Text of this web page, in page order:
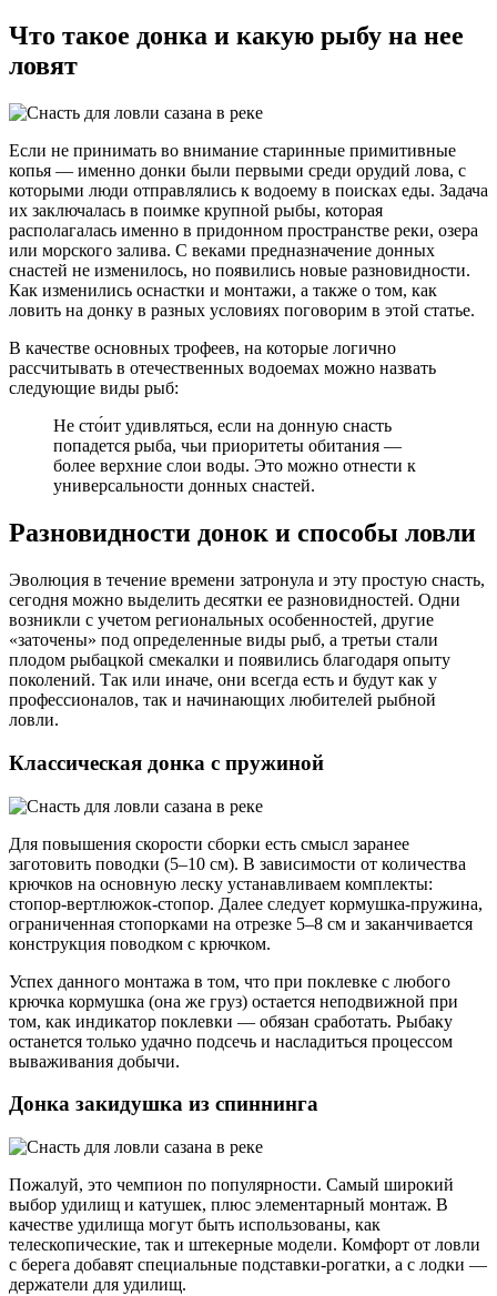
Что такое донка и какую рыбу на нее
ловят
Если не принимать во внимание старинные примитивные
копья — именно донки были первыми среди орудий лова, с
которыми люди отправлялись к водоему в поисках еды. Задача
их заключалась в поимке крупной рыбы, которая
располагалась именно в придонном пространстве реки, озера
или морского залива. С веками предназначение донных
снастей не изменилось, но появились новые разновидности.
Как изменились оснастки и монтажи, а также о том, как
ловить на донку в разных условиях поговорим в этой статье.
В качестве основных трофеев, на которые логично
рассчитывать в отечественных водоемах можно назвать
следующие виды рыб:
Не сто́ит удивляться, если на донную снасть
попадется рыба, чьи приоритеты обитания —
более верхние слои воды. Это можно отнести к
универсальности донных снастей.
Разновидности донок и способы ловли
Эволюция в течение времени затронула и эту простую снасть,
сегодня можно выделить десятки ее разновидностей. Одни
возникли с учетом региональных особенностей, другие
«заточены» под определенные виды рыб, а третьи стали
плодом рыбацкой смекалки и появились благодаря опыту
поколений. Так или иначе, они всегда есть и будут как у
профессионалов, так и начинающих любителей рыбной
ловли.
Классическая донка с пружиной
Для повышения скорости сборки есть смысл заранее
заготовить поводки (5–10 см). В зависимости от количества
крючков на основную леску устанавливаем комплекты:
стопор-вертлюжок-стопор. Далее следует кормушка-пружина,
ограниченная стопорками на отрезке 5–8 см и заканчивается
конструкция поводком с крючком.
Успех данного монтажа в том, что при поклевке с любого
крючка кормушка (она же груз) остается неподвижной при
том, как индикатор поклевки — обязан сработать. Рыбаку
останется только удачно подсечь и насладиться процессом
вываживания добычи.
Донка закидушка из спиннинга
Пожалуй, это чемпион по популярности. Самый широкий
выбор удилищ и катушек, плюс элементарный монтаж. В
качестве удилища могут быть использованы, как
телескопические, так и штекерные модели. Комфорт от ловли
с берега добавят специальные подставки-рогатки, а с лодки —
держатели для удилищ.